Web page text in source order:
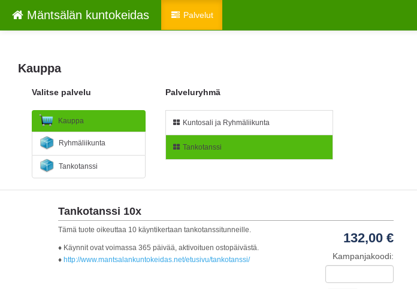
Mäntsälän kuntokeidas Palvelut
Kauppa
Valitse palvelu
Kauppa
Ryhmäliikunta
Tankotanssi
Palveluryhmä
Kuntosali ja Ryhmäliikunta
Tankotanssi
Tankotanssi 10x
Tämä tuote oikeuttaa 10 käyntikertaan tankotanssitunneille.
♦ Käynnit ovat voimassa 365 päivää, aktivoituen ostopäivästä.
♦ http://www.mantsalankuntokeidas.net/etusivu/tankotanssi/
132,00 €
Kampanjakoodi: